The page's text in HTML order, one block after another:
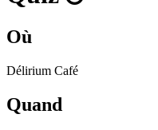
Où
Délirium Café
Quand